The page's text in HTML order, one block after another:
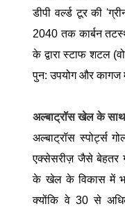
डीपी वर्ल्ड टूर की
2040 तक कार्बन
के द्वारा स्टाफ शटल
पुन: उपयोग और कागज
अल्बाट्रॉस खेल के साथ
अल्बाट्रॉस स्पोर्ट्स
एक्सेसरीज़ जैसे बेहतर
के खेल के विकास में
क्योंकि वे 30 से